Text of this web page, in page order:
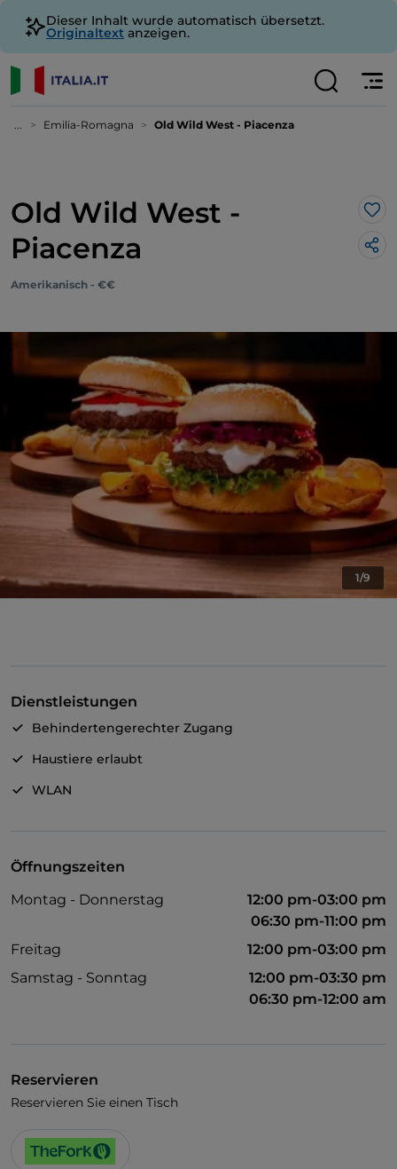
Dieser Inhalt wurde automatisch übersetzt.
Originaltext anzeigen.
... Emilia-Romagna Old Wild West - Piacenza
Old Wild West -
Piacenza
Amerikanisch - €€
1/9
Dienstleistungen
Behindertengerechter Zugang
Haustiere erlaubt
WLAN
Öffnungszeiten
Montag - Donnerstag
12:00 pm-03:00 pm
06:30 pm-11:00 pm
Freitag
12:00 pm-03:00 pm
Samstag - Sonntag
12:00 pm-03:30 pm
06:30 pm-12:00 am
Reservieren
Reservieren Sie einen Tisch